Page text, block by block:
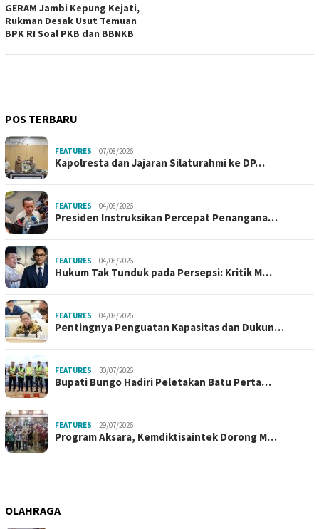
GERAM Jambi Kepung Kejati,
Rukman Desak Usut Temuan
BPK RI Soal PKB dan BBNKB
POS TERBARU
FEATURES 07/08/2026
Kapolresta dan Jajaran Silaturahmi ke DP…
FEATURES 04/08/2026
Presiden Instruksikan Percepat Penangana…
FEATURES 04/08/2026
Hukum Tak Tunduk pada Persepsi: Kritik M…
FEATURES 04/08/2026
Pentingnya Penguatan Kapasitas dan Dukun…
FEATURES 30/07/2026
Bupati Bungo Hadiri Peletakan Batu Perta…
FEATURES 29/07/2026
Program Aksara, Kemdiktisaintek Dorong M…
OLAHRAGA